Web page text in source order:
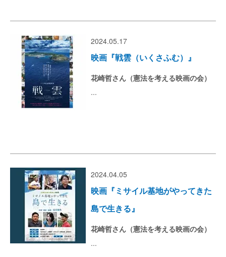
2024.05.17
映画『戦雲（いくさふむ）』
花崎哲さん（憲法を考える映画の会）
...
2024.04.05
映画『ミサイル基地がやってきた
島で生きる』
花崎哲さん（憲法を考える映画の会）
...